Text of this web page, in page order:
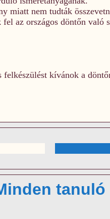
nem tudták
az országos döntőn való
kívánok a
tanuló